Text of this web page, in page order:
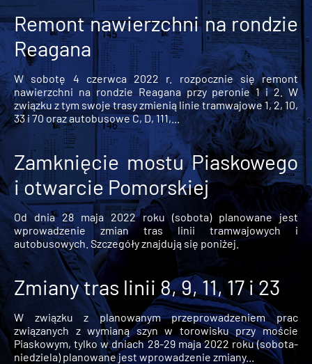
Remont nawierzchni na rondzie
Reagana
W sobotę 4 czerwca 2022 r. rozpocznie się remont
nawierzchni na rondzie Reagana przy peronie 1 i 2. W
związku z tym swoje trasy zmienią linie tramwajowe 1, 2, 10,
33 i 70 oraz autobusowe C, D, 111,...
Zamknięcie mostu Piaskowego
i otwarcie Pomorskiej
Od dnia 28 maja 2022 roku (sobota) planowane jest
wprowadzenie zmian tras linii tramwajowych i
autobusowych. Szczegóły znajdują się poniżej.
Zmiany tras linii 8, 9, 11, 17 i 23
W związku z planowanym przeprowadzeniem prac
związanych z wymianą szyn w torowisku przy moście
Piaskowym, tylko w dniach 28-29 maja 2022 roku (sobota-
niedziela) planowane jest wprowadzenie zmiany...